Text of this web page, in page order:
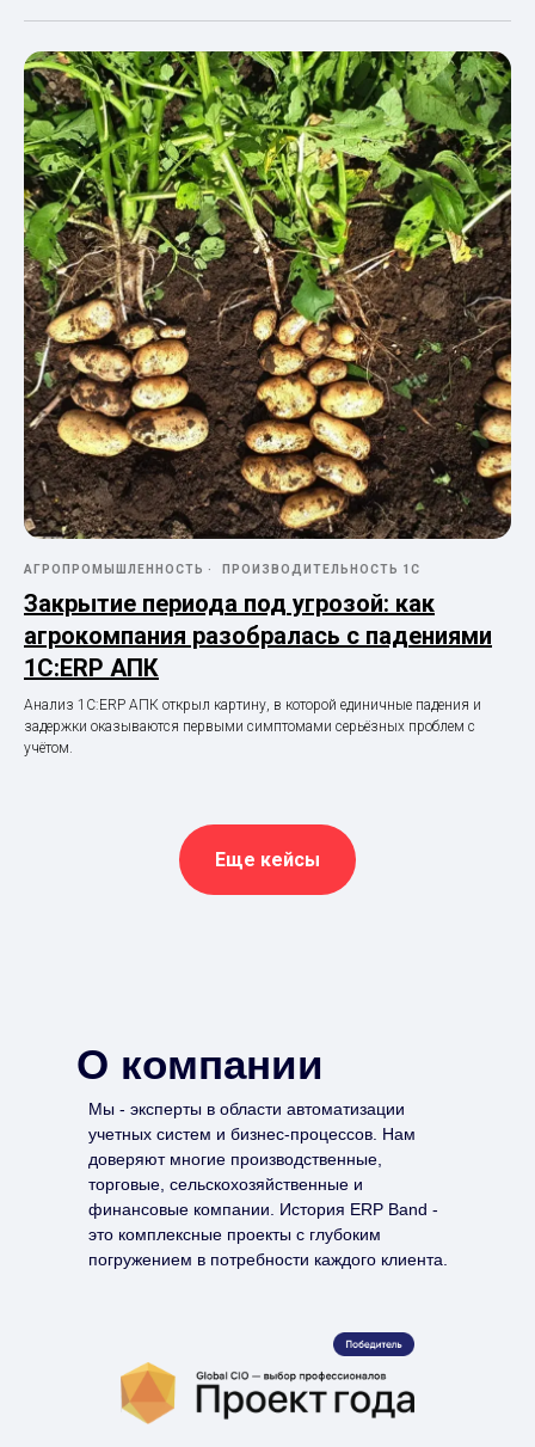
АГРОПРОМЫШЛЕННОСТЬ ПРОИЗВОДИТЕЛЬНОСТЬ 1С
Закрытие периода под угрозой: как
агрокомпания разобралась с падениями
1С:ERP АПК
Анализ 1С:ERP АПК открыл картину, в которой единичные падения и
задержки оказываются первыми симптомами серьёзных проблем с
учётом.
Еще кейсы
Мы - эксперты в области автоматизации
учетных систем и бизнес-процессов. Нам
доверяют многие производственные,
торговые, сельскохозяйственные и
финансовые компании. История ERP Band -
это комплексные проекты с глубоким
погружением в потребности каждого клиента.
О компании